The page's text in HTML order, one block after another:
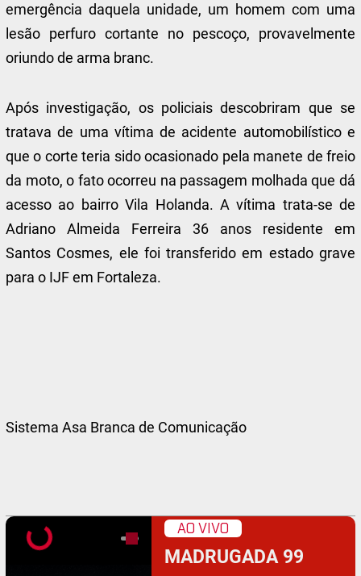
emergência daquela unidade, um homem com uma
lesão perfuro cortante no pescoço, provavelmente
oriundo de arma branc.
Após investigação, os policiais descobriram que se
tratava de uma vítima de acidente automobilístico e
que o corte teria sido ocasionado pela manete de freio
da moto, o fato ocorreu na passagem molhada que dá
acesso ao bairro Vila Holanda. A vítima trata-se de
Adriano Almeida Ferreira 36 anos residente em
Santos Cosmes, ele foi transferido em estado grave
para o IJF em Fortaleza.
Sistema Asa Branca de Comunicação
AO VIVO
MADRUGADA 99